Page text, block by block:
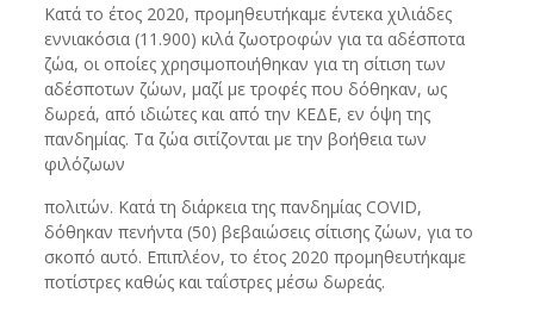
Κατά το έτος 2020, προμηθευτήκαμε έντεκα χιλιάδες
εννιακόσια (11.900) κιλά ζωοτροφών για τα αδέσποτα
ζώα, οι οποίες χρησιμοποιήθηκαν για τη σίτιση των
αδέσποτων ζώων, μαζί με τροφές που δόθηκαν, ως
δωρεά, από ιδιώτες και από την ΚΕΔΕ, εν όψη της
πανδημίας. Τα ζώα σιτίζονται με την βοήθεια των
φιλόζωων
πολιτών. Κατά τη διάρκεια της πανδημίας COVID,
δόθηκαν πενήντα (50) βεβαιώσεις σίτισης ζώων, για το
σκοπό αυτό. Επιπλέον, το έτος 2020 προμηθευτήκαμε
ποτίστρες καθώς και ταΐστρες μέσω δωρεάς.